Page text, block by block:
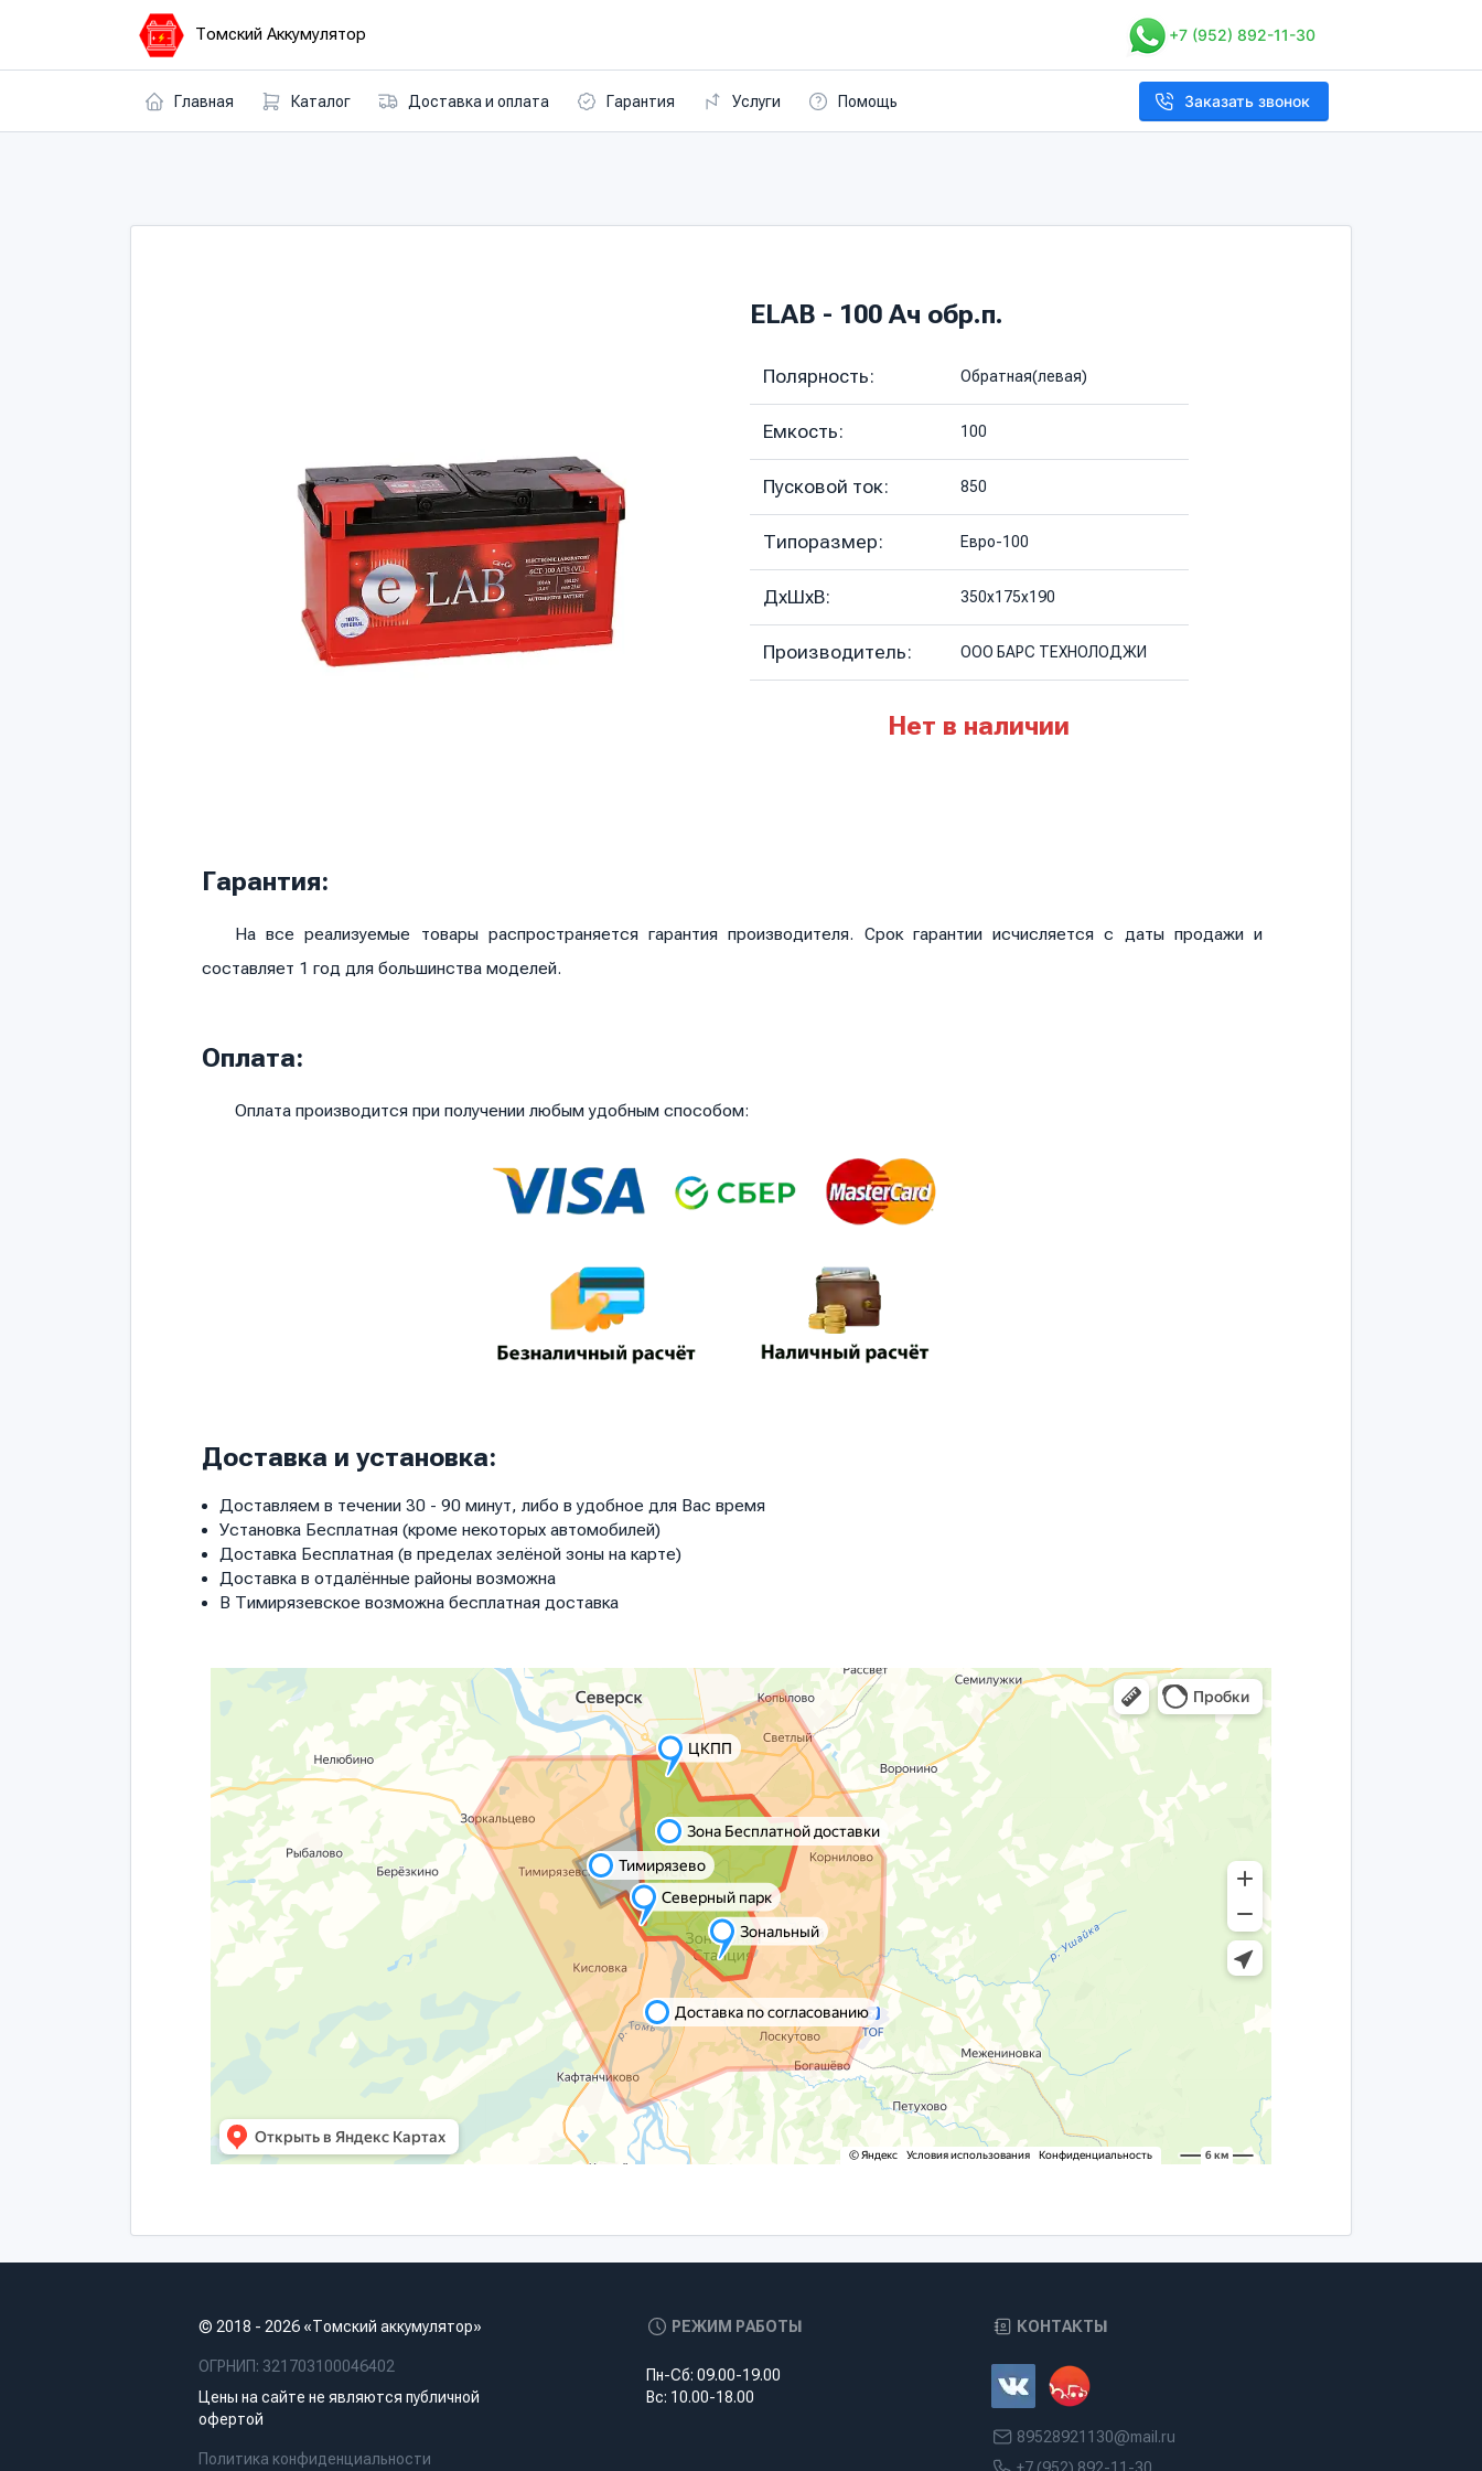
Томский Аккумулятор +7 (952) 892-11-30
Главная Каталог Доставка и оплата Гарантия Услуги Помощь Заказать звонок
ELAB - 100 Ач обр.п.
Полярность: Обратная(левая)
Емкость: 100
Пусковой ток: 850
Типоразмер: Евро-100
ДхШхВ: 350х175х190
Производитель: ООО БАРС ТЕХНОЛОДЖИ
Нет в наличии
Гарантия:
На все реализуемые товары распространяется гарантия производителя. Срок гарантии исчисляется с даты продажи и
составляет 1 год для большинства моделей.
Оплата:
Оплата производится при получении любым удобным способом:
Доставка и установка:
Доставляем в течении 30 - 90 минут, либо в удобное для Вас время
Установка Бесплатная (кроме некоторых автомобилей)
Доставка Бесплатная (в пределах зелёной зоны на карте)
Доставка в отдалённые районы возможна
В Тимирязевское возможна бесплатная доставка
© 2018 - 2026 «Томский аккумулятор»
ОГРНИП: 321703100046402
Цены на сайте не являются публичной
офертой
Политика конфиденциальности
РЕЖИМ РАБОТЫ
Пн-Сб: 09.00-19.00
Вс: 10.00-18.00
КОНТАКТЫ
89528921130@mail.ru